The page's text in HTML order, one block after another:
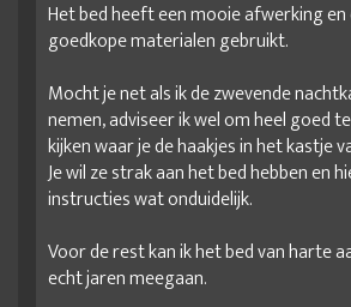
Het bed heeft een mooie afwerking en
goedkope materialen gebruikt.
Mocht je net als ik de zwevende
nemen, adviseer ik wel om heel goed
kijken waar je de haakjes in het kastje
Je wil ze strak aan het bed hebben en
instructies wat onduidelijk.
Voor de rest kan ik het bed van harte
echt jaren meegaan.